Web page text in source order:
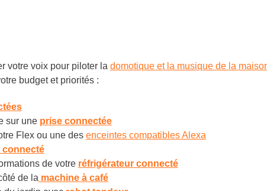
votre voix pour piloter la domotique et la musique de la
budget et priorités :
sur une prise connectée
Flex ou une des enceintes compatibles Alexa
connecté
de votre réfrigérateur connecté
de la machine à café